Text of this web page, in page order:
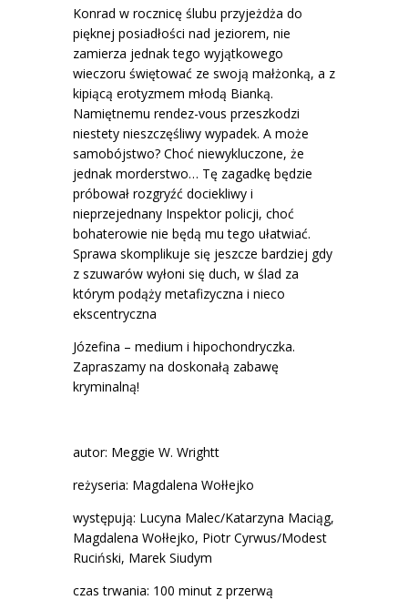
Konrad w rocznicę ślubu przyjeżdża do
pięknej posiadłości nad jeziorem, nie
zamierza jednak tego wyjątkowego
wieczoru świętować ze swoją małżonką, a z
kipiącą erotyzmem młodą Bianką.
Namiętnemu rendez-vous przeszkodzi
niestety nieszczęśliwy wypadek. A może
samobójstwo? Choć niewykluczone, że
jednak morderstwo… Tę zagadkę będzie
próbował rozgryźć dociekliwy i
nieprzejednany Inspektor policji, choć
bohaterowie nie będą mu tego ułatwiać.
Sprawa skomplikuje się jeszcze bardziej gdy
z szuwarów wyłoni się duch, w ślad za
którym podąży metafizyczna i nieco
ekscentryczna
Józefina – medium i hipochondryczka.
Zapraszamy na doskonałą zabawę
kryminalną!
autor: Meggie W. Wrightt
reżyseria: Magdalena Wołłejko
występują: Lucyna Malec/Katarzyna Maciąg,
Magdalena Wołłejko, Piotr Cyrwus/Modest
Ruciński, Marek Siudym
czas trwania: 100 minut z przerwą